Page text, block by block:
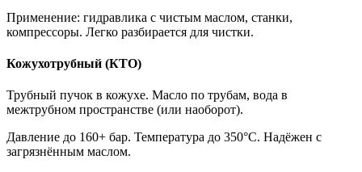
Применение: гидравлика с чистым маслом, станки,
компрессоры. Легко разбирается для чистки.
Кожухотрубный (КТО)
Трубный пучок в кожухе. Масло по трубам, вода в
межтрубном пространстве (или наоборот).
Давление до 160+ бар. Температура до 350°C. Надёжен с
загрязнённым маслом.